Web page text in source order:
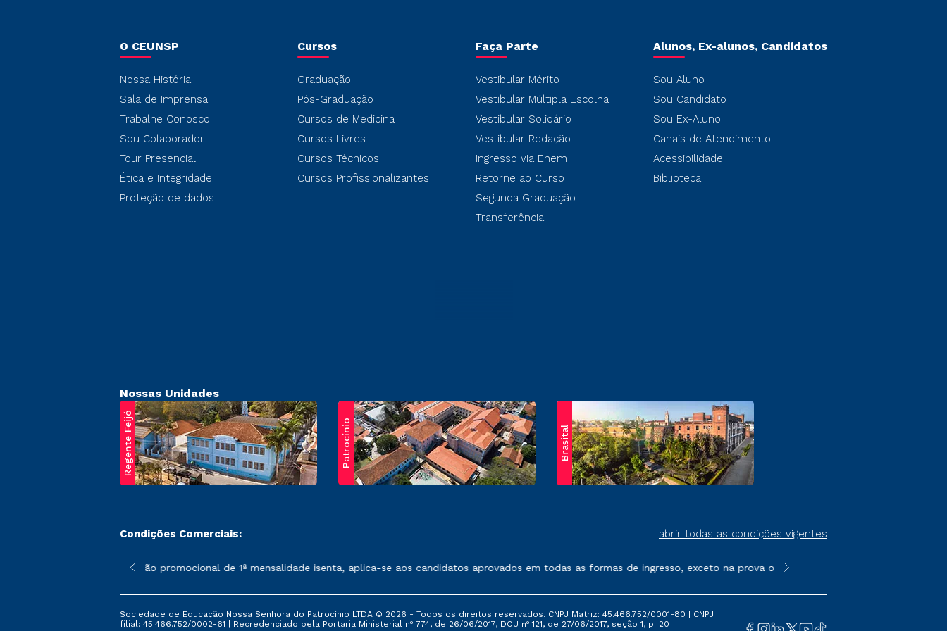
O CEUNSP
Nossa História
Sala de Imprensa
Trabalhe Conosco
Sou Colaborador
Tour Presencial
Ética e Integridade
Proteção de dados
Cursos
Graduação
Pós-Graduação
Cursos de Medicina
Cursos Livres
Cursos Técnicos
Cursos Profissionalizantes
Faça Parte
Vestibular Mérito
Vestibular Múltipla Escolha
Vestibular Solidário
Vestibular Redação
Ingresso via Enem
Retorne ao Curso
Segunda Graduação
Transferência
Alunos, Ex-alunos, Candidatos
Sou Aluno
Sou Candidato
Sou Ex-Aluno
Canais de Atendimento
Acessibilidade
Biblioteca
Nossas Unidades
Regente Feijó Patrocínio Brasital
Condições Comerciais: abrir todas as condições vigentes
sofrer alterações nos períodos de rematrícula conforme exposto no contrato de prestação de serviços.
*A condição promocional de 1ª mensalidade isenta, aplica-se aos candidatos aprovados em todas as formas de ingresso, exceto na prova on-line ou agendada, que ofertam
**Semipresencial é um formato do
Sociedade de Educação Nossa Senhora do Patrocínio LTDA © 2026 - Todos os direitos reservados. CNPJ Matriz: 45.466.752/0001-80 | CNPJ
filial: 45.466.752/0002-61 | Recredenciado pela Portaria Ministerial nº 774, de 26/06/2017, DOU nº 121, de 27/06/2017, seção 1, p. 20